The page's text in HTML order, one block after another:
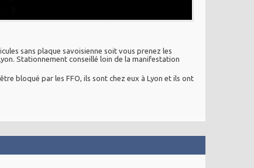
sans plaque savoisienne soit vous prenez les
Stationnement conseillé loin de la manifestation
bloqué par les FFO, ils sont chez eux à Lyon et ils ont